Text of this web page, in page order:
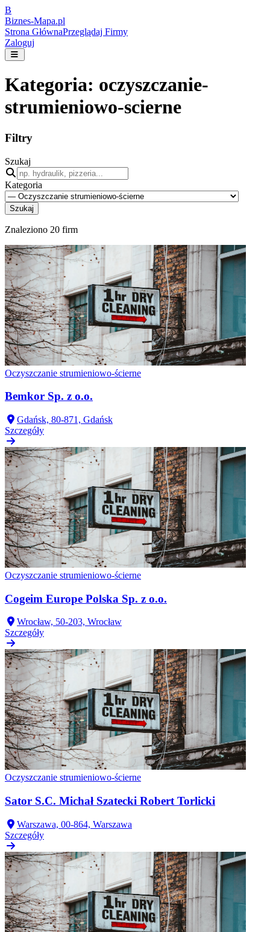
B
Biznes-Mapa.pl
Strona GłównaPrzeglądaj Firmy
Zaloguj
Kategoria: oczyszczanie-
strumieniowo-scierne
Filtry
Szukaj
Kategoria
Szukaj
Znaleziono 20 firm
Oczyszczanie strumieniowo-ścierne
Bemkor Sp. z o.o.
Gdańsk, 80-871, Gdańsk
Szczegóły
Oczyszczanie strumieniowo-ścierne
Cogeim Europe Polska Sp. z o.o.
Wrocław, 50-203, Wrocław
Szczegóły
Oczyszczanie strumieniowo-ścierne
Sator S.C. Michał Szatecki Robert Torlicki
Warszawa, 00-864, Warszawa
Szczegóły